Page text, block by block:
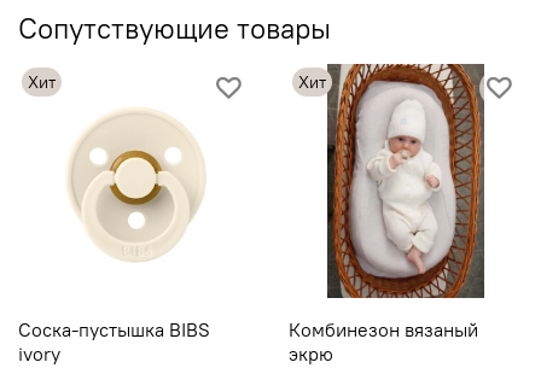
Сопутствующие товары
Хит
Соска-пустышка BIBS
ivory
Хит
Комбинезон вязаный
экрю